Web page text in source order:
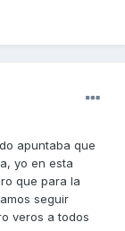
apuntaba que
yo en esta
que para la
seguir
veros a todos